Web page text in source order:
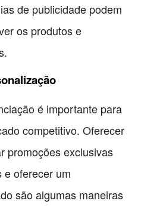
de publicidade podem
os produtos e
é importante para
competitivo. Oferecer
promoções exclusivas
e oferecer um
são algumas maneiras